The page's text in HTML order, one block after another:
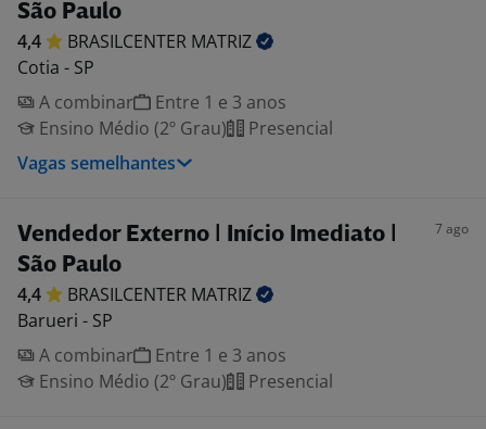
São Paulo
4,4 BRASILCENTER MATRIZ
Cotia - SP
A combinar
Entre 1 e 3 anos
Ensino Médio (2º Grau)
Presencial
Vagas semelhantes
Vendedor Externo | Início Imediato |
São Paulo
7 ago
4,4 BRASILCENTER MATRIZ
Barueri - SP
A combinar
Entre 1 e 3 anos
Ensino Médio (2º Grau)
Presencial